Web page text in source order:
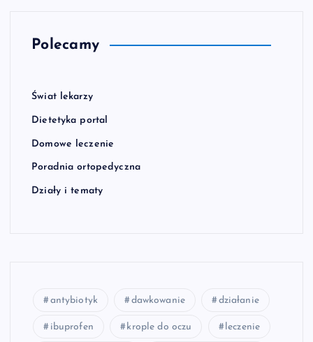
Polecamy
Świat lekarzy
Dietetyka portal
Domowe leczenie
Poradnia ortopedyczna
Działy i tematy
antybiotyk dawkowanie działanie
ibuprofen krople do oczu leczenie